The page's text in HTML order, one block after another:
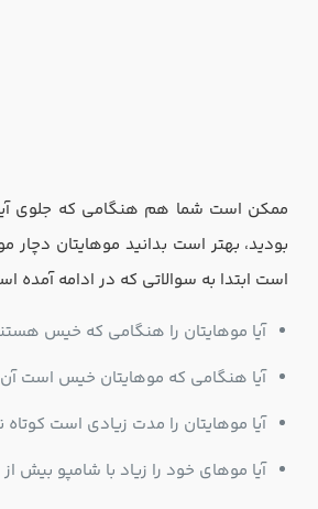
ممکن است شما هم هنگامی که جلوی
بودید، بهتر است بدانید موهایتان
است ابتدا به سوالاتی که در ادامه
آیا موهایتان را هنگامی که خیس
آیا هنگامی که موهایتان خیس است آن
آیا موهایتان را مدت زیادی است کوتاه
آیا موهای خود را زیاد با شامپو بیش